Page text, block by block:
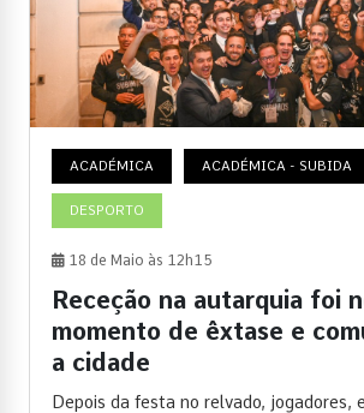
ACADÉMICA ACADÉMICA - SUBIDA
DESPORTO
18 de Maio às 12h15
Receção na autarquia foi
momento de êxtase e
a cidade
Depois da festa no relvado, jogadores,